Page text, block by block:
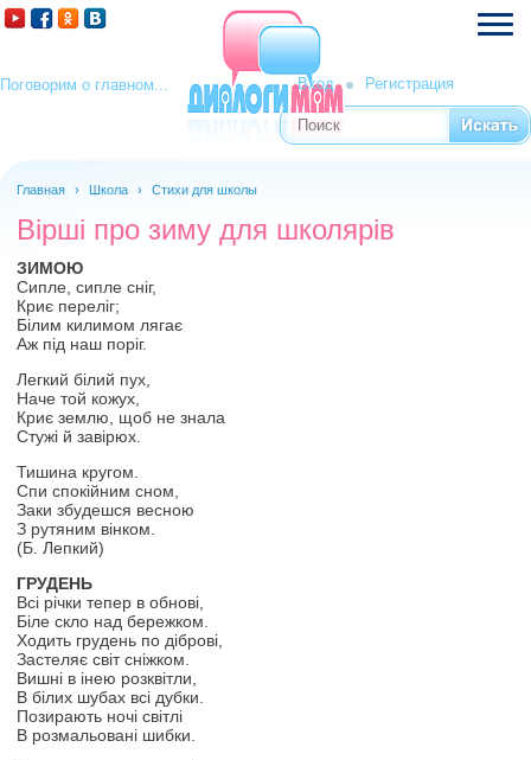
Поговорим о главном... Вход Регистрация
Форма поиска
Поиск
Главная › Школа › Стихи для школы
Вірші про зиму для школярів
ЗИМОЮ
Сипле, сипле сніг,
Криє переліг;
Білим килимом лягає
Аж під наш поріг.
Легкий білий пух,
Наче той кожух,
Криє землю, щоб не знала
Стужі й завірюх.
Тишина кругом.
Спи спокійним сном,
Заки збудешся весною
З рутяним вінком.
(Б. Лепкий)
ГРУДЕНЬ
Всі річки тепер в обнові,
Біле скло над бережком.
Ходить грудень по діброві,
Застеляє світ сніжком.
Вишні в інею розквітли,
В білих шубах всі дубки.
Позирають ночі світлі
В розмальовані шибки.